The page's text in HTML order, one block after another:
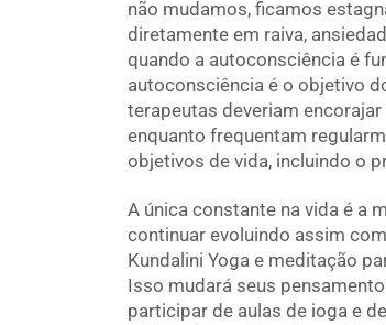
não mudamos, ficamos
diretamente em raiva,
quando a autoconsciência é
autoconsciência é o objetivo
terapeutas deveriam
enquanto frequentam
objetivos de vida, incluindo o
A única constante na vida é a
continuar evoluindo assim
Kundalini Yoga e meditação
Isso mudará seus
participar de aulas de ioga e